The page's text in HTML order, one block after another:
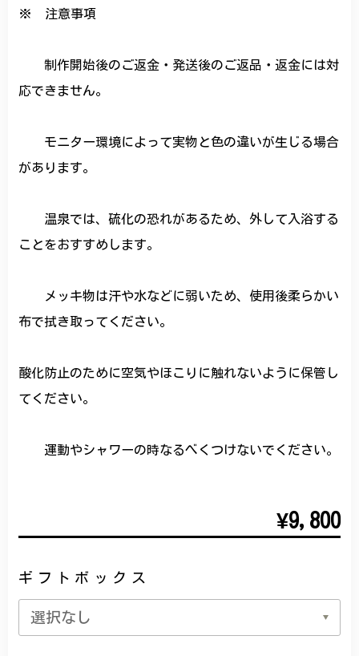
※ 注意事項
制作開始後のご返金・発送後のご返品・返金には対
応できません。
モニター環境によって実物と色の違いが生じる場合
があります。
温泉では、硫化の恐れがあるため、外して入浴する
ことをおすすめします。
メッキ物は汗や水などに弱いため、使用後柔らかい
布で拭き取ってください。
酸化防止のために空気やほこりに触れないように保管し
てください。
運動やシャワーの時なるべくつけないでください。
¥9,800
ギフトボックス